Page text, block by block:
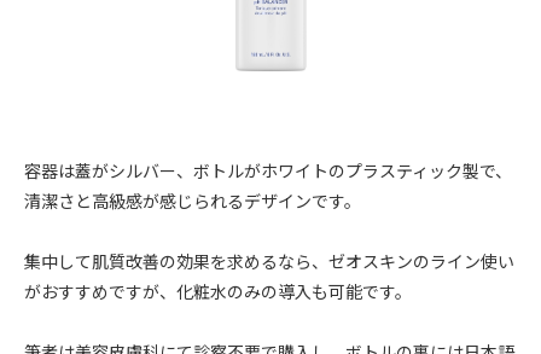
容器は蓋がシルバー、ボトルがホワイトのプラスティック製で、
清潔さと高級感が感じられるデザインです。
集中して肌質改善の効果を求めるなら、ゼオスキンのライン使い
がおすすめですが、化粧水のみの導入も可能です。